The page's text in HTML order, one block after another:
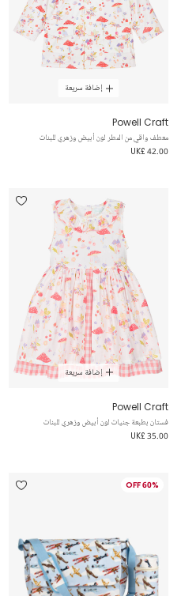
إضافة سريعة
Powell Craft
معطف واقي من المطر لون أبيض وزهري للبنات
UK£ 42.00
إضافة سريعة
Powell Craft
فستان بطبعة جنيات لون أبيض وزهري للبنات
UK£ 35.00
60% OFF